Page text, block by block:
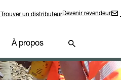
Trouver un distributeurDevenir revendeur
À propos